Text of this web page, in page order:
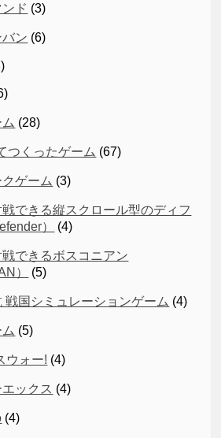
ド (3)
ン (6)
(28)
つくったゲーム (67)
ゲーム (3)
できる縦スクロール型のディフ
）
(4)
できるボスコニアン
）
(5)
戦国シミュレーションゲーム (4)
(5)
ウォー! (4)
ックス (4)
(4)